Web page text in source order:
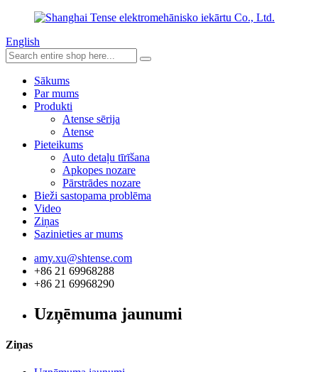
English
Sākums
Par mums
Produkti
Atense sērija
Atense
Pieteikums
Auto detaļu tīrīšana
Apkopes nozare
Pārstrādes nozare
Bieži sastopama problēma
Video
Ziņas
Sazinieties ar mums
amy.xu@shtense.com
+86 21 69968288
+86 21 69968290
Uzņēmuma jaunumi
Ziņas